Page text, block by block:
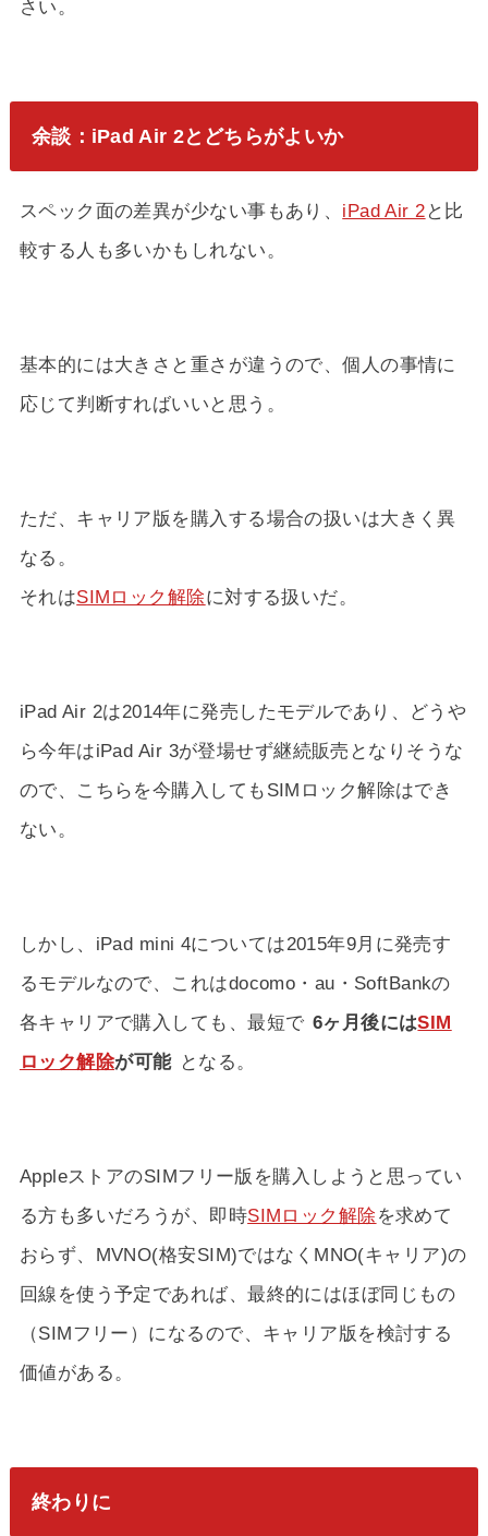
さい。
余談：iPad Air 2とどちらがよいか
スペック面の差異が少ない事もあり、 iPad Air 2 と比
較する人も多いかもしれない。
基本的には大きさと重さが違うので、個人の事情に
応じて判断すればいいと思う。
ただ、キャリア版を購入する場合の扱いは大きく異
なる。
それはSIMロック解除に対する扱いだ。
iPad Air 2は2014年に発売したモデルであり、どうや
ら今年はiPad Air 3が登場せず継続販売となりそうな
ので、こちらを今購入してもSIMロック解除はでき
ない。
しかし、iPad mini 4については2015年9月に発売す
るモデルなので、これはdocomo・au・SoftBankの
各キャリアで購入しても、最短で 6ヶ月後にはSIM
ロック解除が可能 となる。
AppleストアのSIMフリー版を購入しようと思ってい
る方も多いだろうが、即時SIMロック解除 を求めて
おらず、MVNO(格安SIM)ではなくMNO(キャリア)の
回線を使う予定であれば、最終的にはほぼ同じもの
（SIMフリー）になるので、キャリア版を検討する
価値がある。
終わりに